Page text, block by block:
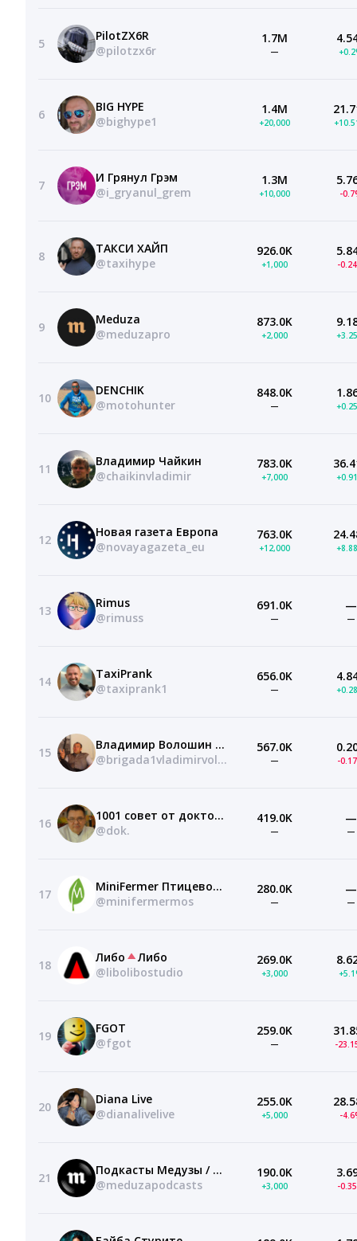
5
PilotZX6R
@pilotzx6r
1.7M
—
6
BIG HYPE
@bighype1
1.4M
+20,000
7
И Грянул Грэм
@i_gryanul_grem
1.3M
+10,000 -
8
ТАКСИ ХАЙП
@taxihype
926.0K
+1,000 -
9
Meduza
@meduzapro
873.0K
+2,000
10
DENCHIK
@motohunter
848.0K
—
11
Владимир Чайкин
@chaikinvladimir
783.0K
+7,000
12
Новая газета Европа
@novayagazeta_eu
763.0K
+12,000
13
Rimus
@rimuss
691.0K
—
—
—
14
TaxiPrank
@taxiprank1
656.0K
—
15
Владимир Волошин BRIGADA1
@brigada1vladimirvolosin
567.0K
— -
16
1001 совет от доктора Косова
@dok.
419.0K
—
—
—
17
MiniFermer Птицеводство и фермерство
@minifermermos
280.0K
—
—
—
18
Либо
Либо
@libolibostudio
269.0K
+3,000
19
FGOT
@fgot
259.0K
— -
20
Diana Live
@dianalivelive
255.0K
+5,000 -
21
Подкасты Медузы / Meduza Podcasts
@meduzapodcasts
190.0K
+3,000 -